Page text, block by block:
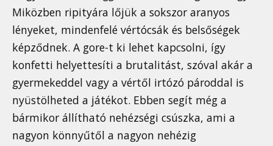
Miközben ripityára lőjük a sokszor aranyos
lényeket, mindenfelé vértócsák és belsőségek
képződnek. A gore-t ki lehet kapcsolni, így
konfetti helyettesíti a brutalitást, szóval akár a
gyermekeddel vagy a vértől irtózó pároddal is
nyüstölheted a játékot. Ebben segít még a
bármikor állítható nehézségi csúszka, ami a
nagyon könnyűtől a nagyon nehézig